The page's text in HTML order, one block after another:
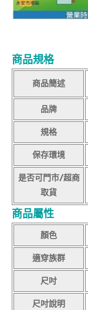
商品規格
商品簡述
品牌
規格
保存環境
是否可門市/超商
取貨
商品屬性
顏色
適穿族群
尺吋
尺吋說明